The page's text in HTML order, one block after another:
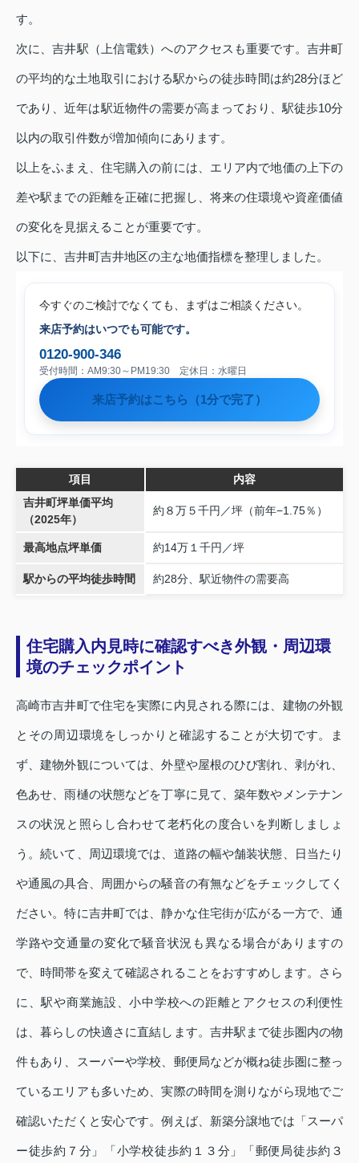
す。
次に、吉井駅（上信電鉄）へのアクセスも重要です。吉井町
の平均的な土地取引における駅からの徒歩時間は約28分ほど
であり、近年は駅近物件の需要が高まっており、駅徒歩10分
以内の取引件数が増加傾向にあります。
以上をふまえ、住宅購入の前には、エリア内で地価の上下の
差や駅までの距離を正確に把握し、将来の住環境や資産価値
の変化を見据えることが重要です。
以下に、吉井町吉井地区の主な地価指標を整理しました。
今すぐのご検討でなくても、まずはご相談ください。
来店予約はいつでも可能です。
0120-900-346
受付時間：AM9:30～PM19:30 定休日：水曜日
来店予約はこちら（1分で完了）
項目
内容
吉井町坪単価平均
（2025年）
約８万５千円／坪（前年−1.75％）
最高地点坪単価 約14万１千円／坪
駅からの平均徒歩時間 約28分、駅近物件の需要高
住宅購入内見時に確認すべき外観・周辺環
境のチェックポイント
高崎市吉井町で住宅を実際に内見される際には、建物の外観
とその周辺環境をしっかりと確認することが大切です。ま
ず、建物外観については、外壁や屋根のひび割れ、剥がれ、
色あせ、雨樋の状態などを丁寧に見て、築年数やメンテナン
スの状況と照らし合わせて老朽化の度合いを判断しましょ
う。続いて、周辺環境では、道路の幅や舗装状態、日当たり
や通風の具合、周囲からの騒音の有無などをチェックしてく
ださい。特に吉井町では、静かな住宅街が広がる一方で、通
学路や交通量の変化で騒音状況も異なる場合がありますの
で、時間帯を変えて確認されることをおすすめします。さら
に、駅や商業施設、小中学校への距離とアクセスの利便性
は、暮らしの快適さに直結します。吉井駅まで徒歩圏内の物
件もあり、スーパーや学校、郵便局などが概ね徒歩圏に整っ
ているエリアも多いため、実際の時間を測りながら現地でご
確認いただくと安心です。例えば、新築分譲地では「スーパ
ー徒歩約７分」「小学校徒歩約１３分」「郵便局徒歩約３